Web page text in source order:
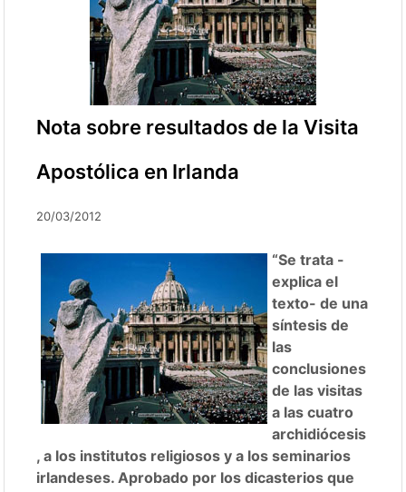
Nota sobre resultados de la Visita
Apostólica en Irlanda
20/03/2012
“Se trata -
explica el
texto- de una
síntesis de
las
conclusiones
de las visitas
a las cuatro
archidiócesis
, a los institutos religiosos y a los seminarios
irlandeses. Aprobado por los dicasterios que